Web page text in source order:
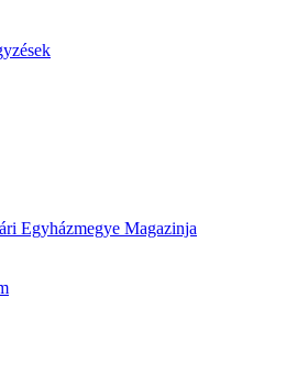
Egyházmegye Magazinja